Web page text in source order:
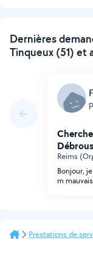
Dernières
Tinqueux (51) et
Reims
Bonjour,
m
Prestations de